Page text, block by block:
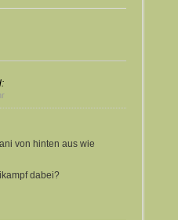
von hinten aus wie
dabei?